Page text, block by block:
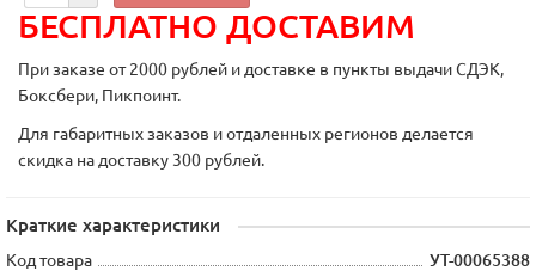
БЕСПЛАТНО ДОСТАВИМ
При заказе от 2000 рублей и доставке в пункты выдачи СДЭК,
Боксбери, Пикпоинт.
Для габаритных заказов и отдаленных регионов делается
скидка на доставку 300 рублей.
Краткие характеристики
Код товара
УТ-00065388